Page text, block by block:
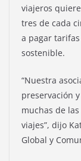
viajeros
tres de cada
a pagar
sostenible.
“Nuestra
preservación
muchas de
viajes”, dijo
Global y